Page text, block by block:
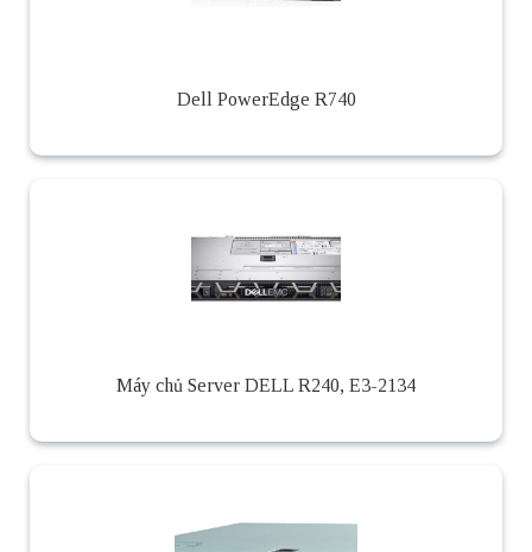
Dell PowerEdge R740
Máy chủ Server DELL R240, E3-2134